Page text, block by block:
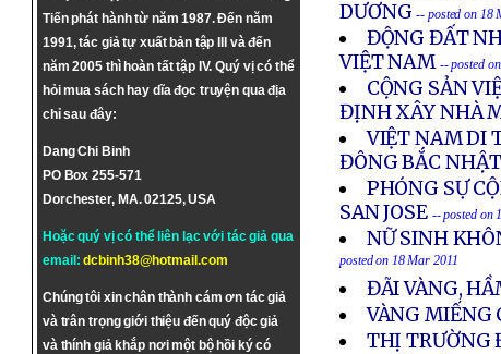
Tiến phát hành từ năm 1987. Đến năm
1991, tác giả tự xuất bản tập III và đến
năm 2005 thì hoàn tất tập IV. Quý vị có thể
hỏi mua sách hay dĩa đọc truyện qua địa
chỉ sau đây:
Dang Chi Binh
PO Box 255-571
Dorchester, MA. 02125, USA
Hoặc quý vị có thể liên lạc với tác giả qua
email:dcbinh38@hotmail.com
Chúng tôi xin chân thành cám ơn tác giả
và trân trọng giới thiệu đến quý độc giả
và thính giả khắp nơi một bộ hồi ký có
DƯƠNG -- posted on 18
ĐỘNG ĐẤT
VIỆT NAM -- posted
CỘNG SẢN
ĐỊNH XÂY NHÀ
VIỆT NAM DI
ĐÔNG BẮC
PHÓNG SỰ
SAN JOSE -- posted on
NỮ SINH
posted on 18 Mar 2011
ĐÃI VÀNG,
VÀNG MIẾNG
THỊ TRƯỜNG